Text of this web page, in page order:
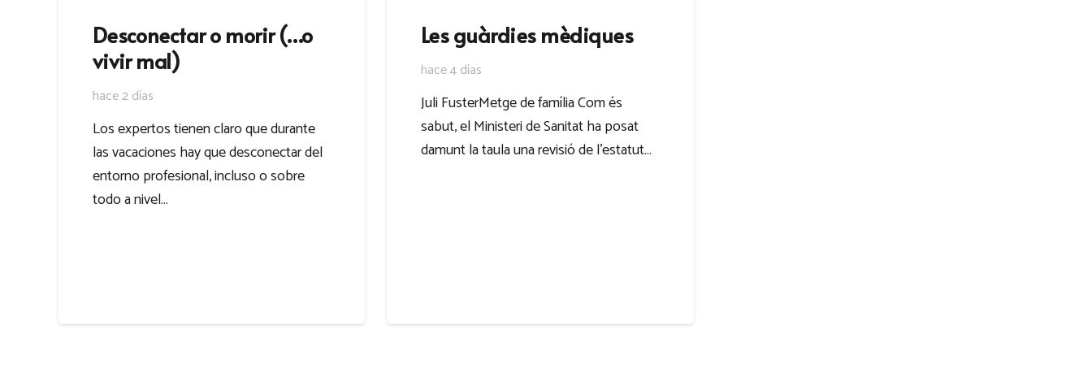
Desconectar o morir (…o
vivir mal)
hace 2 días
Los expertos tienen claro que durante
las vacaciones hay que desconectar del
entorno profesional, incluso o sobre
todo a nivel…
Les guàrdies mèdiques
hace 4 días
Juli FusterMetge de família Com és
sabut, el Ministeri de Sanitat ha posat
damunt la taula una revisió de l’estatut…